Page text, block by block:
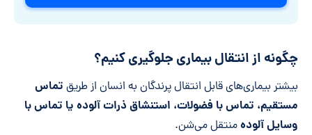
چگونه از انتقال بیماری جلوگیری کنیم؟
بیشتر بیماری‌های قابل انتقال پرندگان به انسان از طریق تماس
مستقیم، تماس با فضولات، استنشاق ذرات آلوده یا تماس با
وسایل آلودهمنتقل می‌شن.